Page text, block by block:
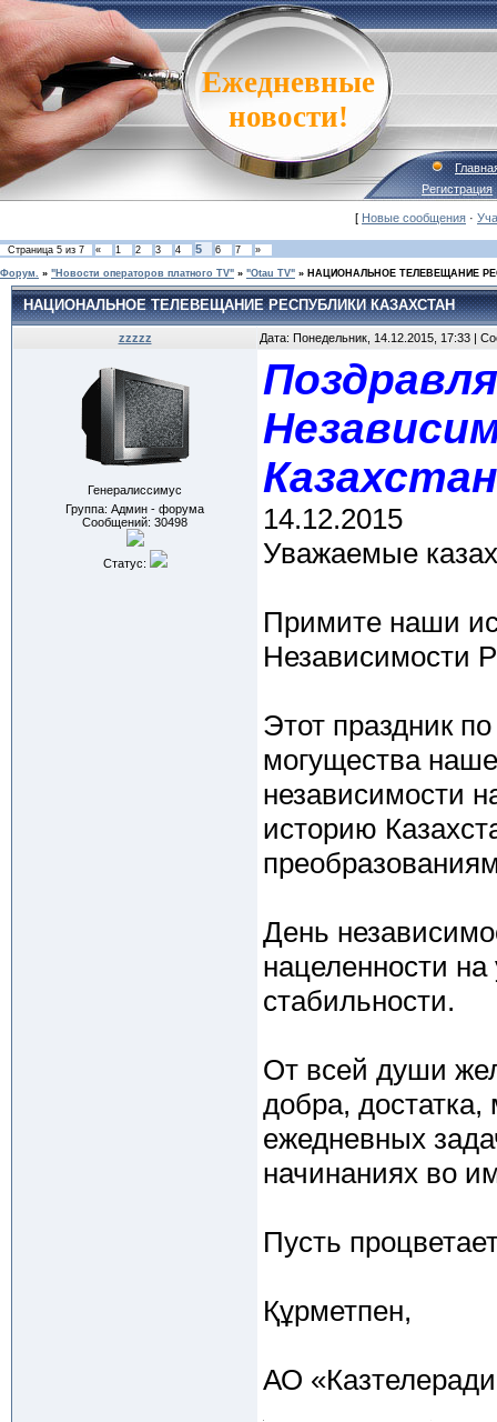
Ежедневные
новости!
Регистрация
[ Новые сообщения ·
Страница 5 из 7 « 1 2 3 4 5 6 7 »
Форум. » "Новости операторов платного TV" » "Otau TV" » НАЦИОНАЛЬНОЕ ТЕЛЕВЕЩАНИЕ
НАЦИОНАЛЬНОЕ ТЕЛЕВЕЩАНИЕ РЕСПУБЛИКИ КАЗАХСТАН
zzzzz Дата: Понедельник, 14.12.2015, 17:33 |
Генералиссимус
Группа: Админ - форума
Сообщений: 30498
Статус:
14.12.2015
Уважаемые
Примите наши
Независимости
Этот праздник
могущества
независимости
историю
День
нацеленности
стабильности.
От всей души
добра,
ежедневных
начинаниях во
Пусть
Құрметпен,
АО